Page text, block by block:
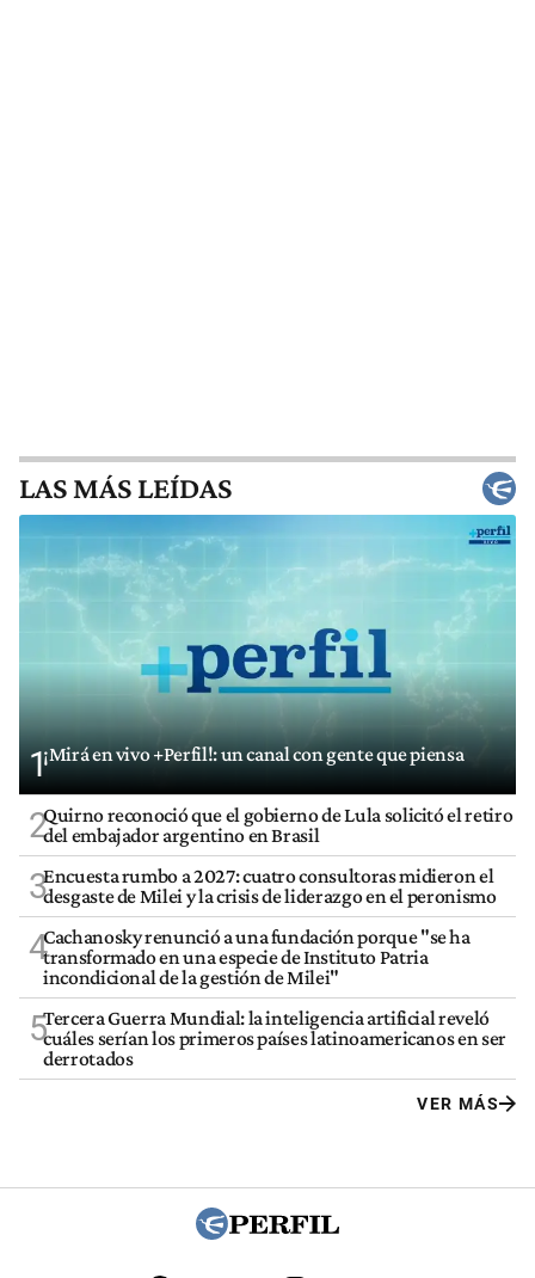
LAS MÁS LEÍDAS
1¡Mirá en vivo +Perfil!: un canal con gente que piensa
2Quirno reconoció que el gobierno de Lula solicitó el retiro
del embajador argentino en Brasil
3Encuesta rumbo a 2027: cuatro consultoras midieron el
desgaste de Milei y la crisis de liderazgo en el peronismo
4Cachanosky renunció a una fundación porque "se ha
transformado en una especie de Instituto Patria
incondicional de la gestión de Milei"
5Tercera Guerra Mundial: la inteligencia artificial reveló
cuáles serían los primeros países latinoamericanos en ser
derrotados
VER MÁS